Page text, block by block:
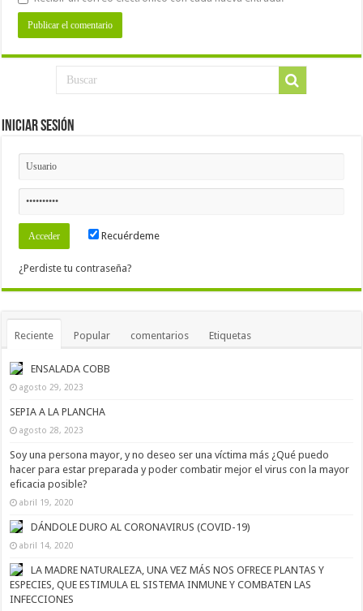
Iniciar Sesión
Recuérdeme
¿Perdiste tu contraseña?
Reciente Popular comentarios Etiquetas
ENSALADA COBB
agosto 29, 2023
SEPIA A LA PLANCHA
agosto 28, 2023
Soy una persona mayor, y no deseo ser una víctima más ¿Qué puedo
hacer para estar preparada y poder combatir mejor el virus con la mayor
eficacia posible?
abril 19, 2020
DÁNDOLE DURO AL CORONAVIRUS (COVID-19)
abril 14, 2020
LA MADRE NATURALEZA, UNA VEZ MÁS NOS OFRECE PLANTAS Y
ESPECIES, QUE ESTIMULA EL SISTEMA INMUNE Y COMBATEN LAS
INFECCIONES